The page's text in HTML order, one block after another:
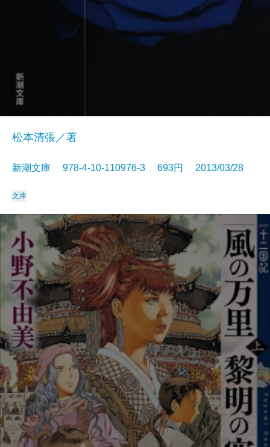
松本清張／著
新潮文庫 978-4-10-110976-3 693円 2013/03/28
文庫